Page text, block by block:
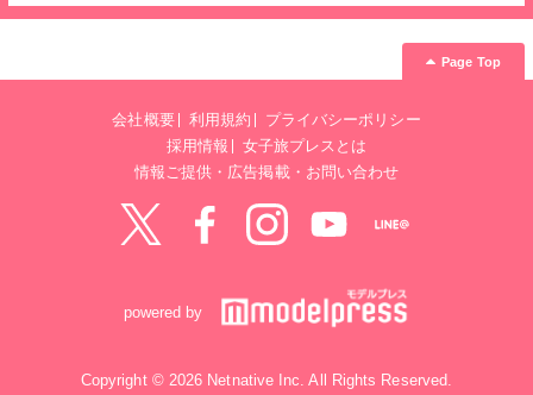
Page Top
会社概要 利用規約
プライバシーポリシー
採用情報
女子旅プレスとは
情報ご提供・広告掲載・お問い合わせ
powered by
Copyright © 2026 Netnative Inc. All Rights Reserved.